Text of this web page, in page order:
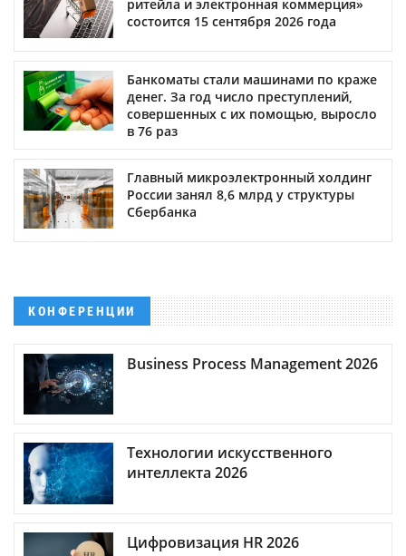
ритейла и электронная коммерция»
состоится 15 сентября 2026 года
Банкоматы стали машинами по краже
денег. За год число преступлений,
совершенных с их помощью, выросло
в 76 раз
Главный микроэлектронный холдинг
России занял 8,6 млрд у структуры
Сбербанка
КОНФЕРЕНЦИИ
Business Process Management 2026
Технологии искусственного
интеллекта 2026
Цифровизация HR 2026